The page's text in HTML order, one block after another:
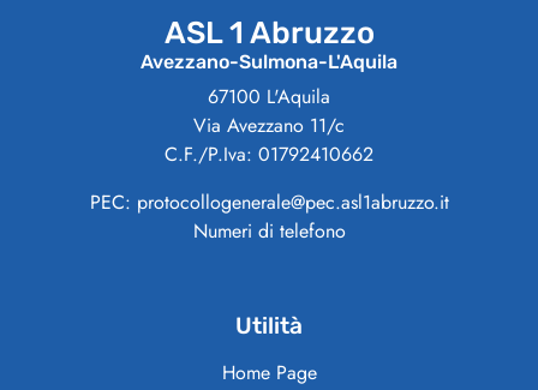
ASL 1 Abruzzo
Avezzano-Sulmona-L'Aquila
67100 L'Aquila
Via Avezzano 11/c
C.F./P.Iva: 01792410662
PEC: protocollogenerale@pec.asl1abruzzo.it
Numeri di telefono
Utilità
Home Page